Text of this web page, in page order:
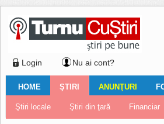
Login Nu ai cont?
HOME
Ştiri locale Turnaţi aici!
ŞTIRI
Ştiri locale Ştiri din ţară Financiar
ANUNŢURI
Imobiliare Auto Închirieri
Galerii Foto Galerii video
Comentariul zilei